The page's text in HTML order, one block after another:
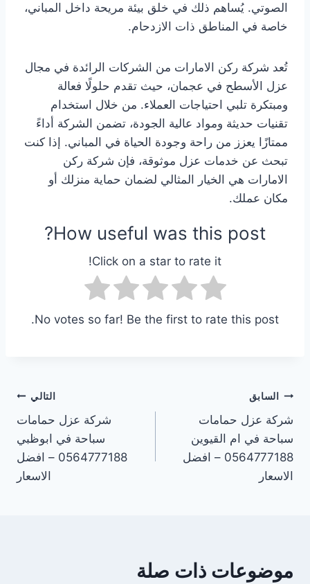
الصوتي. يُساهم ذلك في خلق بيئة مريحة داخل المباني،
خاصة في المناطق ذات الازدحام.
تُعد شركة ركن الامارات من الشركات الرائدة في مجال
عزل الأسطح في عجمان، حيث تقدم حلولًا فعالة
ومبتكرة تلبي احتياجات العملاء. من خلال استخدام
تقنيات حديثة ومواد عالية الجودة، تضمن الشركة أداءً
ممتازًا يعزز من راحة وجودة الحياة في المباني. إذا كنت
تبحث عن خدمات عزل موثوقة، فإن شركة ركن
الامارات هي الخيار المثالي لضمان حماية منزلك أو
مكان عملك.
How useful was this post?
Click on a star to rate it!
No votes so far! Be the first to rate this post.
تصفّح
المقالات
السابق
شركة عزل حمامات
سباحة في ام القيوين
0564777188 – افضل
الاسعار
التالي
شركة عزل حمامات
سباحة في ابوظبي
0564777188 – افضل
الاسعار
موضوعات ذات صلة